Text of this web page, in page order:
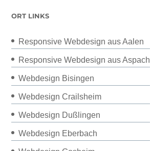
ORT LINKS
Responsive Webdesign aus Aalen
Responsive Webdesign aus Aspach
Webdesign Bisingen
Webdesign Crailsheim
Webdesign Dußlingen
Webdesign Eberbach